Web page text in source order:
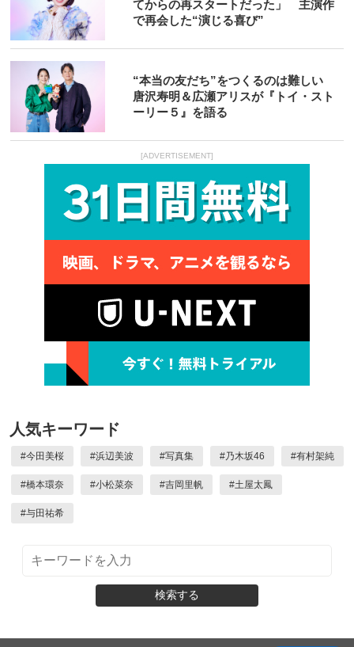
てからの再スタートだった」 主演作
で再会した“演じる喜び”
“本当の友だち”をつくるのは難しい
唐沢寿明＆広瀬アリスが『トイ・スト
ーリー５』を語る
[ADVERTISEMENT]
人気キーワード
#今田美桜 #浜辺美波 #写真集 #乃木坂46 #有村架純
#橋本環奈 #小松菜奈 #吉岡里帆 #土屋太鳳
#与田祐希
検索する